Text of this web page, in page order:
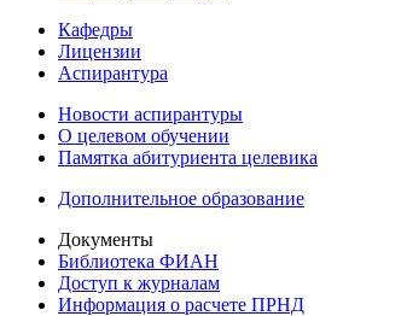
Кафедры
Лицензии
Аспирантура
Новости аспирантуры
О целевом обучении
Памятка абитуриента целевика
Дополнительное образование
Документы
Библиотека ФИАН
Доступ к журналам
Информация о расчете ПРНД